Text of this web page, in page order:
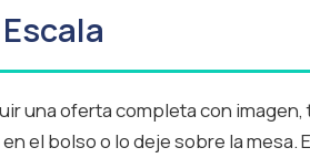
una oferta completa con imagen,
el bolso o lo deje sobre la mesa.